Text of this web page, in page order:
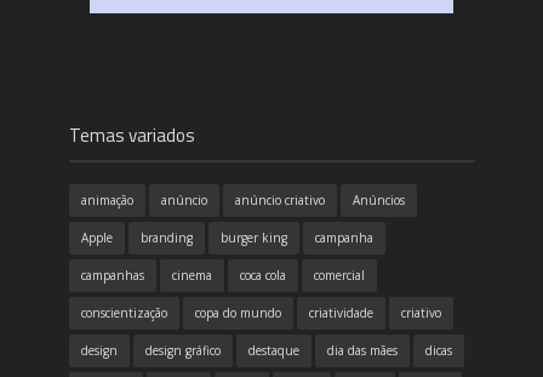
Temas variados
animação anúncio anúncio criativo Anúncios
Apple branding burger king campanha
campanhas cinema coca cola comercial
conscientização copa do mundo criatividade criativo
design design gráfico destaque dia das mães dicas